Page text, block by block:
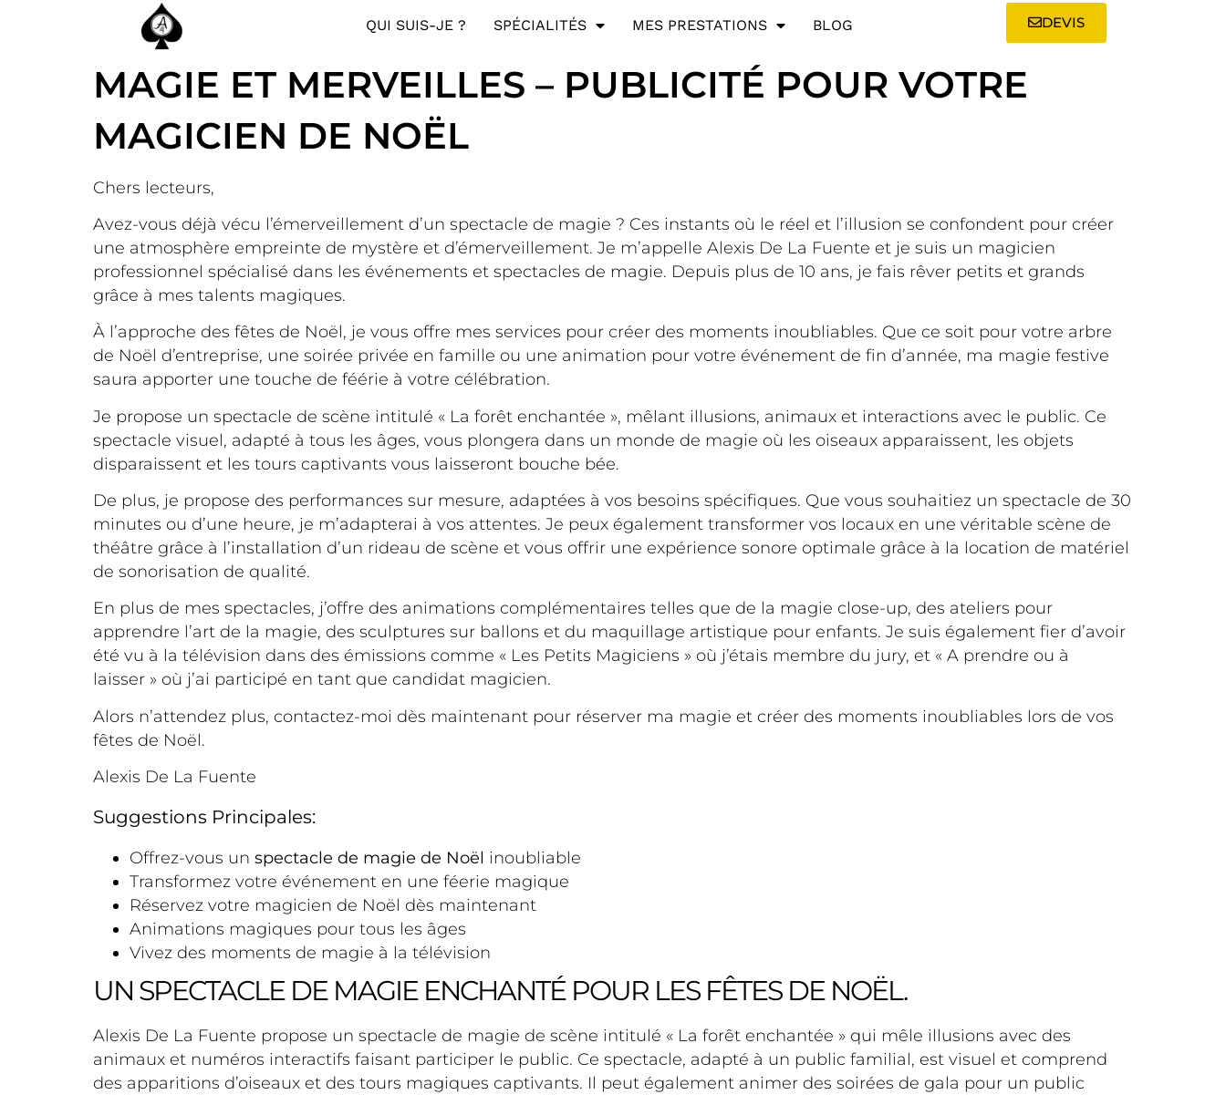
QUI SUIS-JE ? SPÉCIALITÉS MES PRESTATIONS BLOG DEVIS
MAGIE ET MERVEILLES – PUBLICITÉ POUR VOTRE
MAGICIEN DE NOËL
Chers lecteurs,
Avez-vous déjà vécu l’émerveillement d’un spectacle de magie ? Ces instants où le réel et l’illusion se confondent pour créer
une atmosphère empreinte de mystère et d’émerveillement. Je m’appelle Alexis De La Fuente et je suis un magicien
professionnel spécialisé dans les événements et spectacles de magie. Depuis plus de 10 ans, je fais rêver petits et grands
grâce à mes talents magiques.
À l’approche des fêtes de Noël, je vous offre mes services pour créer des moments inoubliables. Que ce soit pour votre arbre
de Noël d’entreprise, une soirée privée en famille ou une animation pour votre événement de fin d’année, ma magie festive
saura apporter une touche de féérie à votre célébration.
Je propose un spectacle de scène intitulé « La forêt enchantée », mêlant illusions, animaux et interactions avec le public. Ce
spectacle visuel, adapté à tous les âges, vous plongera dans un monde de magie où les oiseaux apparaissent, les objets
disparaissent et les tours captivants vous laisseront bouche bée.
De plus, je propose des performances sur mesure, adaptées à vos besoins spécifiques. Que vous souhaitiez un spectacle de 30
minutes ou d’une heure, je m’adapterai à vos attentes. Je peux également transformer vos locaux en une véritable scène de
théâtre grâce à l’installation d’un rideau de scène et vous offrir une expérience sonore optimale grâce à la location de matériel
de sonorisation de qualité.
En plus de mes spectacles, j’offre des animations complémentaires telles que de la magie close-up, des ateliers pour
apprendre l’art de la magie, des sculptures sur ballons et du maquillage artistique pour enfants. Je suis également fier d’avoir
été vu à la télévision dans des émissions comme « Les Petits Magiciens » où j’étais membre du jury, et « A prendre ou à
laisser » où j’ai participé en tant que candidat magicien.
Alors n’attendez plus, contactez-moi dès maintenant pour réserver ma magie et créer des moments inoubliables lors de vos
fêtes de Noël.
Alexis De La Fuente
Suggestions Principales:
Offrez-vous un spectacle de magie de Noël inoubliable
Transformez votre événement en une féerie magique
Réservez votre magicien de Noël dès maintenant
Animations magiques pour tous les âges
Vivez des moments de magie à la télévision
UN SPECTACLE DE MAGIE ENCHANTÉ POUR LES FÊTES DE NOËL.
Alexis De La Fuente propose un spectacle de magie de scène intitulé « La forêt enchantée » qui mêle illusions avec des
animaux et numéros interactifs faisant participer le public. Ce spectacle, adapté à un public familial, est visuel et comprend
des apparitions d’oiseaux et des tours magiques captivants. Il peut également animer des soirées de gala pour un public